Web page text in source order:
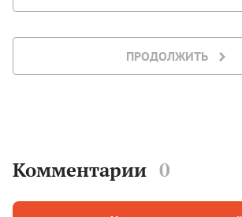
ПРОДОЛЖИТЬ
Комментарии 0